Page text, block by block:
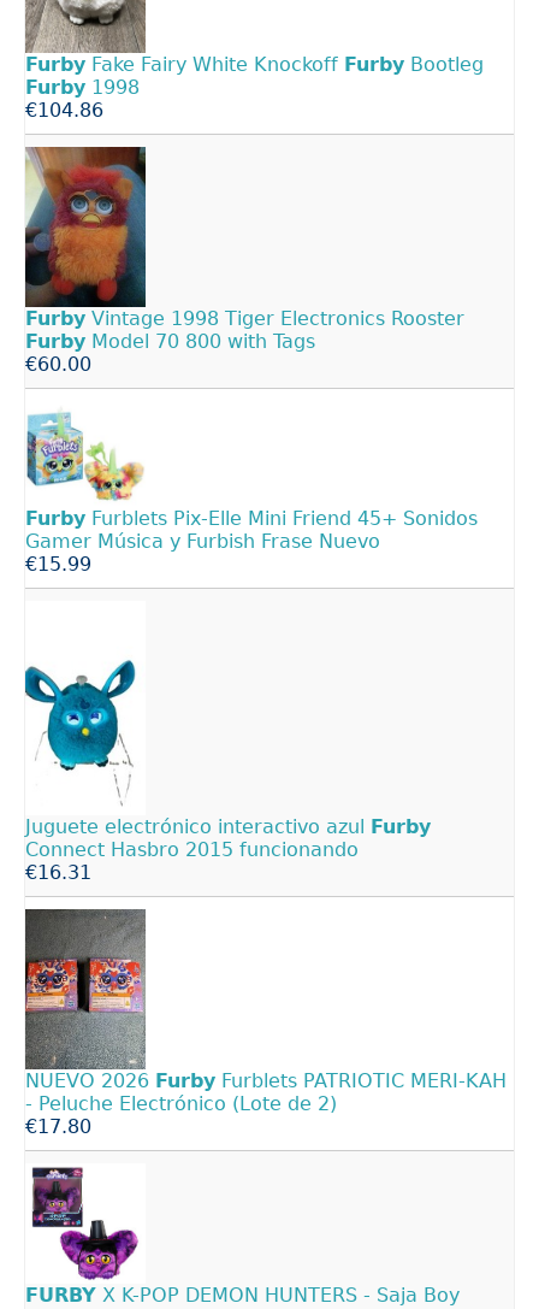
Furby Fake Fairy White Knockoff Furby Bootleg
Furby 1998
€104.86
Furby Vintage 1998 Tiger Electronics Rooster
Furby Model 70 800 with Tags
€60.00
Furby Furblets Pix-Elle Mini Friend 45+ Sonidos
Gamer Música y Furbish Frase Nuevo
€15.99
Juguete electrónico interactivo azul
Furby
Connect Hasbro 2015 funcionando
€16.31
NUEVO 2026 Furby Furblets PATRIOTIC MERI-KAH
- Peluche Electrónico (Lote de 2)
€17.80
FURBY X K-POP DEMON HUNTERS - Saja Boy